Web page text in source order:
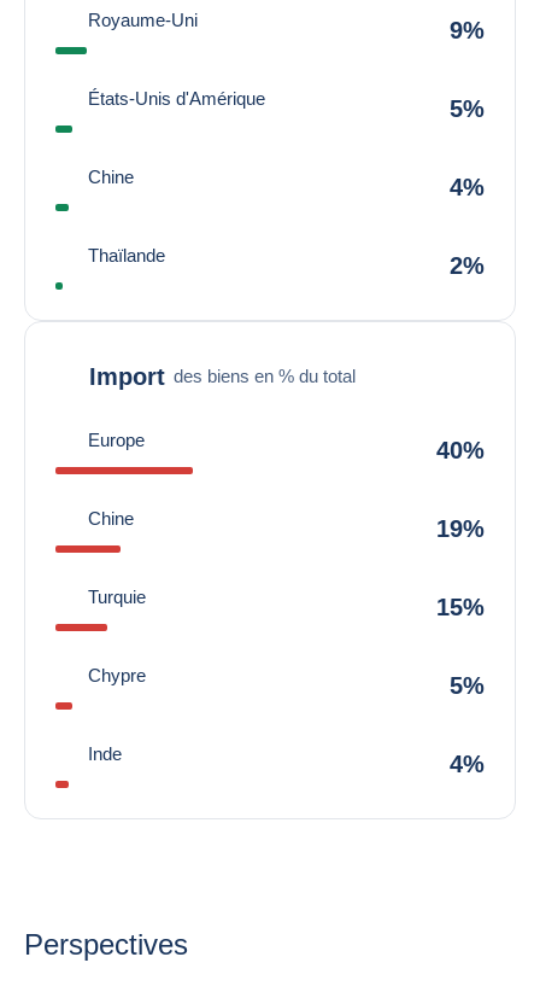
Royaume-Uni 9%
États-Unis d'Amérique 5%
Chine 4%
Thaïlande 2%
Import des biens en % du total
Europe 40%
Chine 19%
Turquie 15%
Chypre 5%
Inde 4%
Perspectives